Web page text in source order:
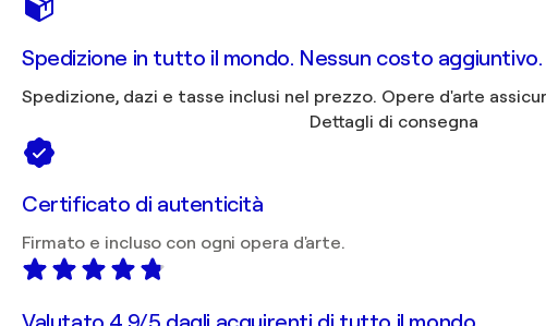
Spedizione in tutto il mondo. Nessun costo aggiuntivo.
Spedizione, dazi e tasse inclusi nel prezzo. Opere d'arte
Dettagli di consegna
Certificato di autenticità
Firmato e incluso con ogni opera d'arte.